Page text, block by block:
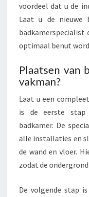
voordeel dat u de
Laat u de nieuwe
optimaal benut
Plaatsen van
vakman?
Laat u een
is de eerste stap
badkamer. De
alle installaties en
de wand en vloer.
zodat de
De volgende stap